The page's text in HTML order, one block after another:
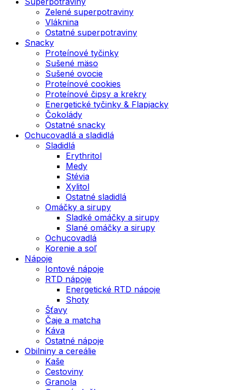
Zelené superpotraviny
Vláknina
Ostatné superpotraviny
Snacky
Proteínové tyčinky
Sušené mäso
Sušené ovocie
Proteínové cookies
Proteínové čipsy a krekry
Energetické tyčinky & Flapjacky
Čokolády
Ostatné snacky
Ochucovadlá a sladidlá
Sladidlá
Erythritol
Medy
Stévia
Xylitol
Ostatné sladidlá
Omáčky a sirupy
Sladké omáčky a sirupy
Slané omáčky a sirupy
Ochucovadlá
Korenie a soľ
Nápoje
Iontové nápoje
RTD nápoje
Energetické RTD nápoje
Shoty
Šťavy
Čaje a matcha
Káva
Ostatné nápoje
Obilniny a cereálie
Kaše
Cestoviny
Granola